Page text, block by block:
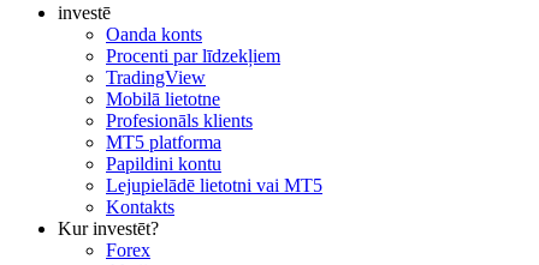
investē
Oanda konts
Procenti par līdzekļiem
TradingView
Mobilā lietotne
Profesionāls klients
MT5 platforma
Papildini kontu
Lejupielādē lietotni vai MT5
Kontakts
Kur investēt?
Forex